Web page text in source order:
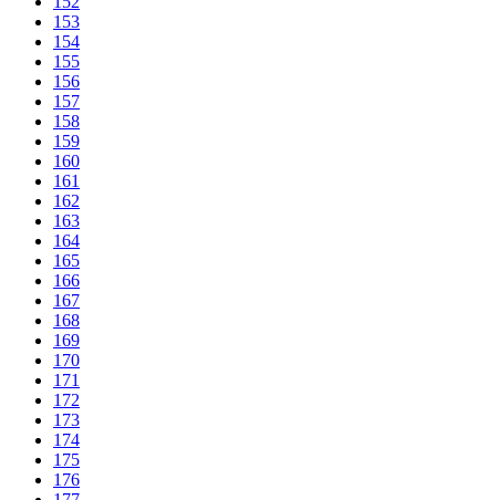
153
154
155
156
157
158
159
160
161
162
163
164
165
166
167
168
169
170
171
172
173
174
175
176